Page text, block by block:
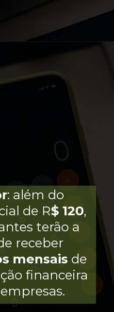
: além do
de R$ 120,
terão a
receber
mensais de
financeira